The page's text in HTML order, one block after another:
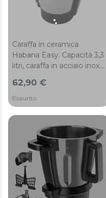
Caraffa in ceramica
Habana Easy. Capacità 3,3
litri, caraffa in acciaio inox
ceramica, antiaderente,
ideale per impasti e salse,
chiusura elettromeccanica
62,90 €
Esaurito